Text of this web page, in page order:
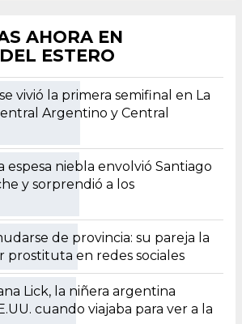
AHORA EN
ESTERO
vivió la primera semifinal en La
Argentino y Central
espesa niebla envolvió Santiago
y sorprendió a los
de provincia: su pareja la
prostituta en redes sociales
Lick, la niñera argentina
cuando viajaba para ver a la